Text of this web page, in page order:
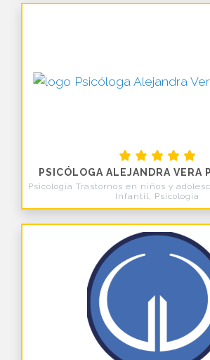
PSICÓLOGA ALEJANDRA VERA
Psicología Trastornos en niños y
Infantil, Psicología